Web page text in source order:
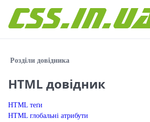
Розділи довідника
HTML довідник
HTML теґи
HTML глобальні атрибути